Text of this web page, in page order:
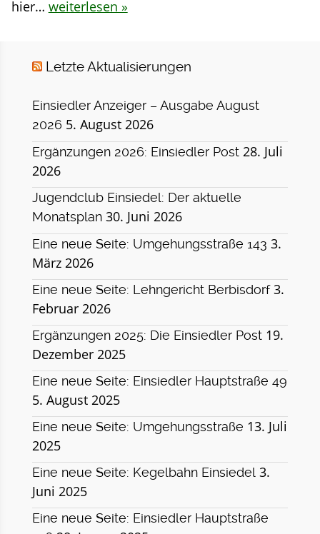
hier… weiterlesen »
Letzte Aktualisierungen
Einsiedler Anzeiger – Ausgabe August
2026 5. August 2026
Ergänzungen 2026: Einsiedler Post 28. Juli
2026
Jugendclub Einsiedel: Der aktuelle
Monatsplan 30. Juni 2026
Eine neue Seite: Umgehungsstraße 143 3.
März 2026
Eine neue Seite: Lehngericht Berbisdorf 3.
Februar 2026
Ergänzungen 2025: Die Einsiedler Post 19.
Dezember 2025
Eine neue Seite: Einsiedler Hauptstraße 49
5. August 2025
Eine neue Seite: Umgehungsstraße 13. Juli
2025
Eine neue Seite: Kegelbahn Einsiedel 3.
Juni 2025
Eine neue Seite: Einsiedler Hauptstraße